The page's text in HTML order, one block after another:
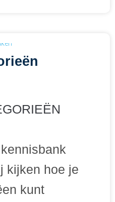
kijken hoe je
kunt